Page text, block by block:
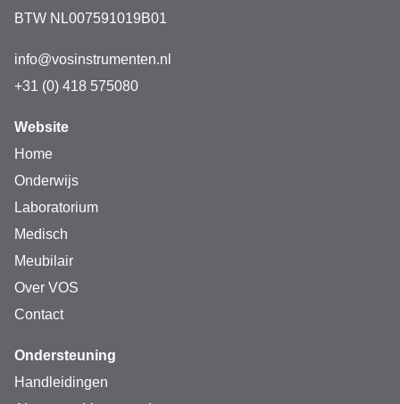
BTW NL007591019B01
info@vosinstrumenten.nl
+31 (0) 418 575080
Website
Home
Onderwijs
Laboratorium
Medisch
Meubilair
Over VOS
Contact
Ondersteuning
Handleidingen